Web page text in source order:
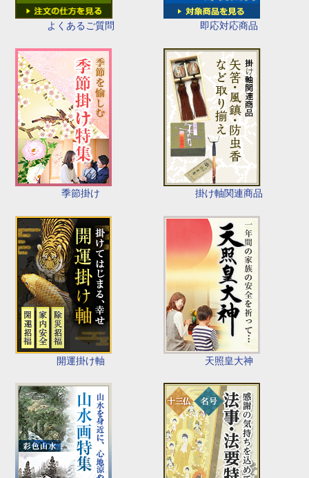
よくあるご質問 即応対応商品
季節掛け 掛け軸関連商品
開運掛け軸 天照皇大神